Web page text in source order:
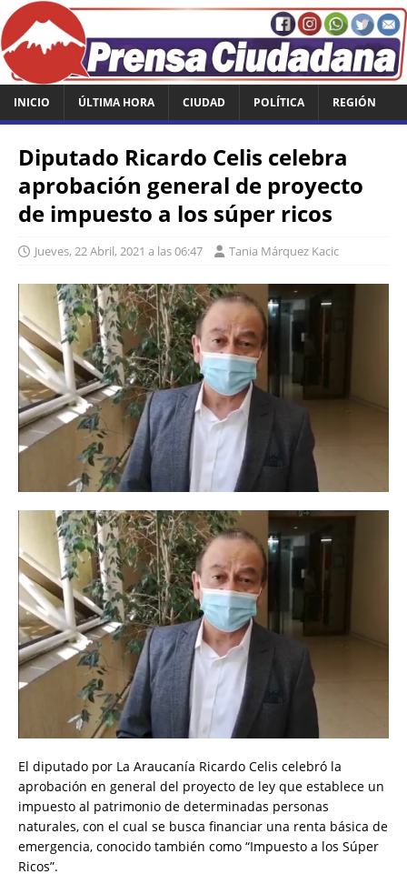
INICIO ÚLTIMA HORA CIUDAD POLÍTICA REGIÓN
Diputado Ricardo Celis celebra
aprobación general de proyecto
de impuesto a los súper ricos
Jueves, 22 Abril, 2021 a las 06:47 Tania Márquez Kacic
El diputado por La Araucanía Ricardo Celis celebró la
aprobación en general del proyecto de ley que establece un
impuesto al patrimonio de determinadas personas
naturales, con el cual se busca financiar una renta básica de
emergencia, conocido también como “Impuesto a los Súper
Ricos”.